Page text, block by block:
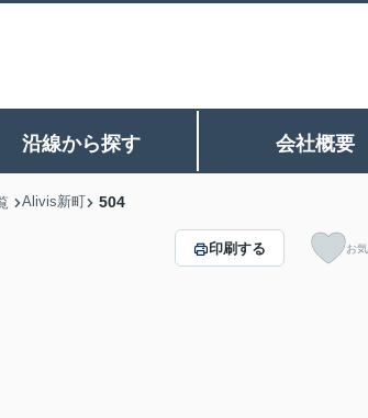
沿線から探す 会社概要
Alivis新町 504
印刷する お